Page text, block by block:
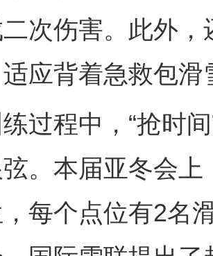
次伤害。此外
应背着急救包滑
程中，“抢时间
。本届亚冬会
每个点位有2名